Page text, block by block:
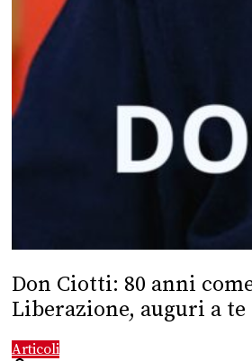
Don Ciotti: 80 anni
Liberazione, auguri a
Articoli